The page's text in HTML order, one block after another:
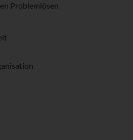
Problemlösen